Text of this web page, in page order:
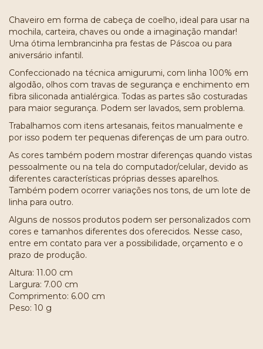
Chaveiro em forma de cabeça de coelho, ideal para usar na
mochila, carteira, chaves ou onde a imaginação mandar!
Uma ótima lembrancinha pra festas de Páscoa ou para
aniversário infantil.
Confeccionado na técnica amigurumi, com linha 100% em
algodão, olhos com travas de segurança e enchimento em
fibra siliconada antialérgica. Todas as partes são costuradas
para maior segurança. Podem ser lavados, sem problema.
Trabalhamos com itens artesanais, feitos manualmente e
por isso podem ter pequenas diferenças de um para outro.
As cores também podem mostrar diferenças quando vistas
pessoalmente ou na tela do computador/celular, devido as
diferentes características próprias desses aparelhos.
Também podem ocorrer variações nos tons, de um lote de
linha para outro.
Alguns de nossos produtos podem ser personalizados com
cores e tamanhos diferentes dos oferecidos. Nesse caso,
entre em contato para ver a possibilidade, orçamento e o
prazo de produção.
Altura: 11.00 cm
Largura: 7.00 cm
Comprimento: 6.00 cm
Peso: 10 g